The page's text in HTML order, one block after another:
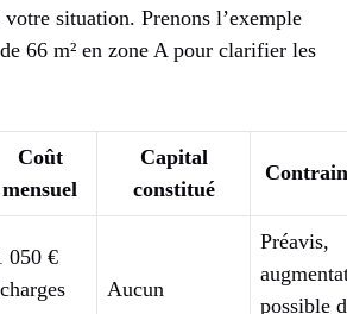
situation. Prenons l’exemple
66 m² en zone A pour clarifier les
Coût
mensuel
Capital
constitué
050 €
Aucun
Préavis,
possible